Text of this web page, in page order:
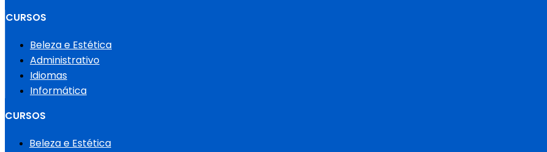
CURSOS
Beleza e Estética
Administrativo
Idiomas
Informática
CURSOS
Beleza e Estética